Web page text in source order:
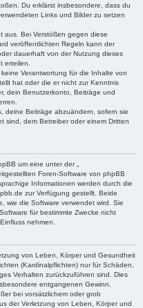
Du erklärst insbesondere, dass du
Links und Bilder zu setzen
aus. Bei Verstößen gegen diese
veröffentlichten Regeln kann der
dauerhaft von der Nutzung dieses
erteilen.
Verantwortung für die Inhalte von
hat oder die er nicht zur Kenntnis
dein Benutzerkonto, Beiträge und
deine Beiträge abzuändern, sofern sie
sind, dem Betreiber oder einem Dritten
um eine unter der „
Foren-Software von phpBB
Informationen werden durch die
zur Verfügung gestellt. Beide
wie die Software verwendet wird. Sie
für bestimmte Zwecke nicht
nehmen.
von Leben, Körper und Gesundheit
(Kardinalpflichten) nur für Schäden,
Verhalten zurückzuführen sind. Dies
entgangenen Gewinn.
bei vorsätzlichem oder grob
der Verletzung von Leben, Körper und